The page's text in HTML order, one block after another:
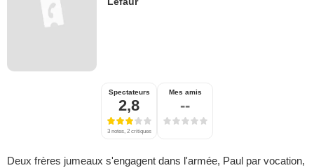
Spectateurs
2,8
3 notes, 2 critiques
Mes amis
--
Deux frères jumeaux s'engagent dans l'armée, Paul par vocation,